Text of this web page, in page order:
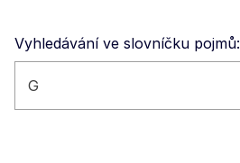
Vyhledávání ve slovníčku pojmů:
Vyhledávat na této stránce